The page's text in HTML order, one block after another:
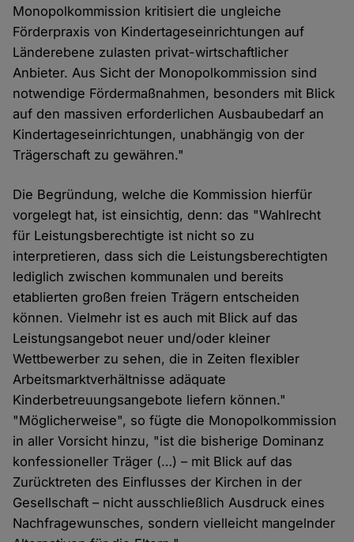
Monopolkommission kritisiert die ungleiche
Förderpraxis von Kindertageseinrichtungen auf
Länderebene zulasten privat-wirtschaftlicher
Anbieter. Aus Sicht der Monopolkommission sind
notwendige Fördermaßnahmen, besonders mit Blick
auf den massiven erforderlichen Ausbaubedarf an
Kindertageseinrichtungen, unabhängig von der
Trägerschaft zu gewähren."
Die Begründung, welche die Kommission hierfür
vorgelegt hat, ist einsichtig, denn: das "Wahlrecht
für Leistungsberechtigte ist nicht so zu
interpretieren, dass sich die Leistungsberechtigten
lediglich zwischen kommunalen und bereits
etablierten großen freien Trägern entscheiden
können. Vielmehr ist es auch mit Blick auf das
Leistungsangebot neuer und/oder kleiner
Wettbewerber zu sehen, die in Zeiten flexibler
Arbeitsmarktverhältnisse adäquate
Kinderbetreuungsangebote liefern können."
"Möglicherweise", so fügte die Monopolkommission
in aller Vorsicht hinzu, "ist die bisherige Dominanz
konfessioneller Träger (…) – mit Blick auf das
Zurücktreten des Einflusses der Kirchen in der
Gesellschaft – nicht ausschließlich Ausdruck eines
Nachfragewunsches, sondern vielleicht mangelnder